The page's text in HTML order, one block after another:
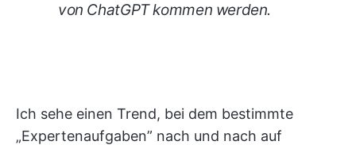
von ChatGPT kommen werden.
Ich sehe einen Trend, bei dem bestimmte
„Expertenaufgaben” nach und nach auf